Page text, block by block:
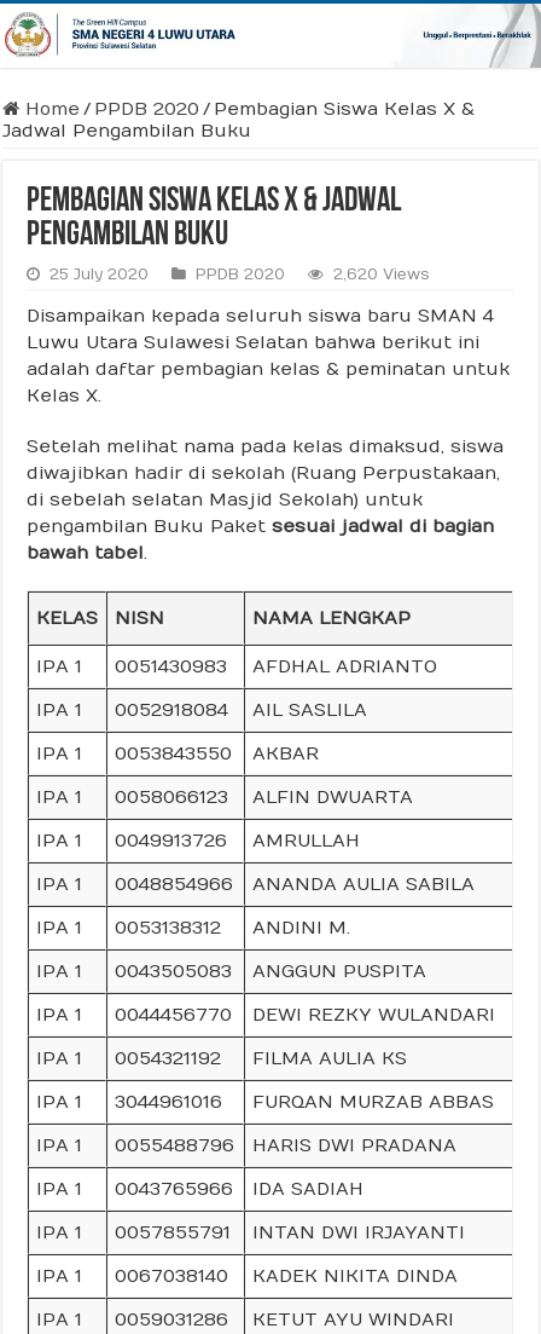
Home / PPDB 2020 / Pembagian Siswa Kelas X &
Jadwal Pengambilan Buku
Pembagian Siswa Kelas X & Jadwal
Pengambilan Buku
25 July 2020 PPDB 2020 2,620 Views
Disampaikan kepada seluruh siswa baru SMAN 4
Luwu Utara Sulawesi Selatan bahwa berikut ini
adalah daftar pembagian kelas & peminatan untuk
Kelas X.
Setelah melihat nama pada kelas dimaksud, siswa
diwajibkan hadir di sekolah (Ruang Perpustakaan,
di sebelah selatan Masjid Sekolah) untuk
pengambilan Buku Paketsesuai jadwal di bagian
bawah tabel.
KELAS NISN NAMA LENGKAP
IPA 1 0051430983
AFDHAL ADRIANTO
IPA 1
0052918084
AIL SASLILA
IPA 1
0053843550
AKBAR
IPA 1
0058066123
ALFIN DWUARTA
IPA 1
0049913726
AMRULLAH
IPA 1
0048854966
ANANDA AULIA SABILA
IPA 1
0053138312
ANDINI M.
IPA 1
0043505083
ANGGUN PUSPITA
IPA 1
0044456770
DEWI REZKY WULANDARI
IPA 1
0054321192
FILMA AULIA KS
IPA 1
3044961016
FURQAN MURZAB ABBAS
IPA 1
0055488796
HARIS DWI PRADANA
IPA 1
0043765966
IDA SADIAH
IPA 1
0057855791
INTAN DWI IRJAYANTI
IPA 1
0067038140
KADEK NIKITA DINDA
IPA 1
0059031286
KETUT AYU WINDARI